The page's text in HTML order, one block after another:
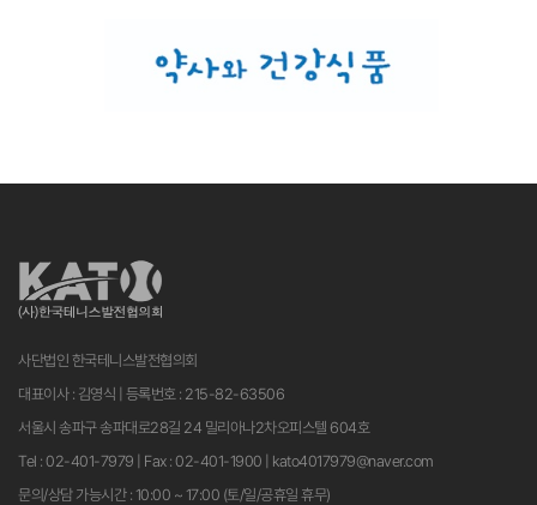
사단법인 한국테니스발전협의회
대표이사 : 김영식 | 등록번호 : 215-82-63506
서울시 송파구 송파대로28길 24 밀리아나2차오피스텔 604호
Tel : 02-401-7979 | Fax : 02-401-1900 | kato4017979@naver.com
문의/상담 가능시간 : 10:00 ~ 17:00 (토/일/공휴일 휴무)